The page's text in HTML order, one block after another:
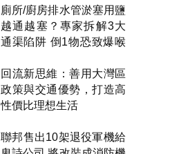
廁所/廚房排水管淤塞用鹽
越通越塞？專家拆解3大
通渠陷阱 倒1物恐致爆喉
回流新思維：善用大灣區
政策與交通優勢，打造高
性價比理想生活
聯邦售出10架退役軍機給